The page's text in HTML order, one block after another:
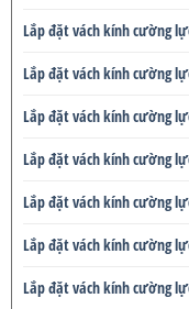
Lắp đặt vách kính cường
Lắp đặt vách kính cường
Lắp đặt vách kính cường
Lắp đặt vách kính cường
Lắp đặt vách kính cường
Lắp đặt vách kính cường
Lắp đặt vách kính cường